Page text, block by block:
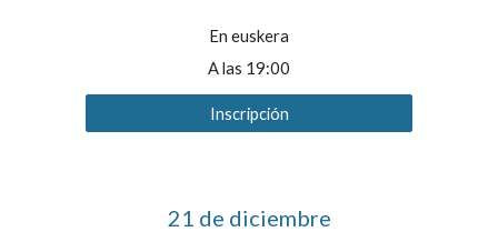
En euskera
A las 19:00
Inscripción
21 de diciembre